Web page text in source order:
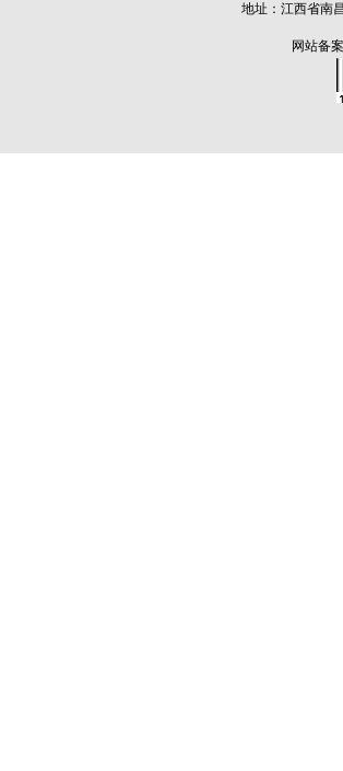
地址：江西省南
网站备